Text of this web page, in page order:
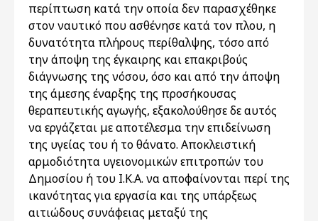
περίπτωση κατά την οποία δεν παρασχέθηκε
στον ναυτικό που ασθένησε κατά τον πλου, η
δυνατότητα πλήρους περίθαλψης, τόσο από
την άποψη της έγκαιρης και επακριβούς
διάγνωσης της νόσου, όσο και από την άποψη
της άμεσης έναρξης της προσήκουσας
θεραπευτικής αγωγής, εξακολούθησε δε αυτός
να εργάζεται με αποτέλεσμα την επιδείνωση
της υγείας του ή το θάνατο. Αποκλειστική
αρμοδιότητα υγειονομικών επιτροπών του
Δημοσίου ή του Ι.Κ.Α. να αποφαίνονται περί της
ικανότητας για εργασία και της υπάρξεως
αιτιώδους συνάφειας μεταξύ της